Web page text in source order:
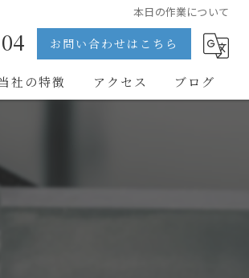
本日の作業について
お問い合わせはこちら
社の特徴
半導体
自動車
アクセス ブログ